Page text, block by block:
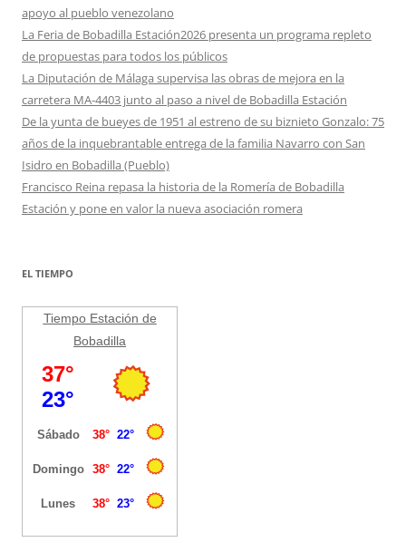
apoyo al pueblo venezolano
La Feria de Bobadilla Estación2026 presenta un programa repleto
de propuestas para todos los públicos
La Diputación de Málaga supervisa las obras de mejora en la
carretera MA-4403 junto al paso a nivel de Bobadilla Estación
De la yunta de bueyes de 1951 al estreno de su biznieto Gonzalo: 75
años de la inquebrantable entrega de la familia Navarro con San
Isidro en Bobadilla (Pueblo)
Francisco Reina repasa la historia de la Romería de Bobadilla
Estación y pone en valor la nueva asociación romera
EL TIEMPO
Tiempo Estación de
Bobadilla